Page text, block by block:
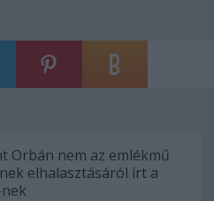
Orbán nem az emlékmű
elhalasztásáról írt a